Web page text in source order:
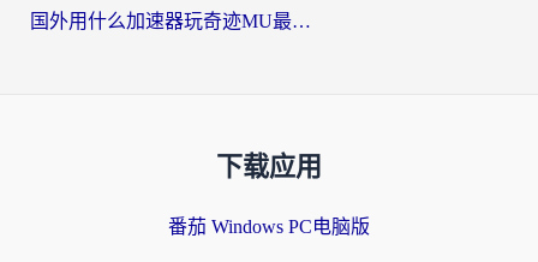
国外用什么加速器玩奇迹MU最好？2026海外玩家国服游戏加速全攻略
下载应用
番茄 Windows PC电脑版